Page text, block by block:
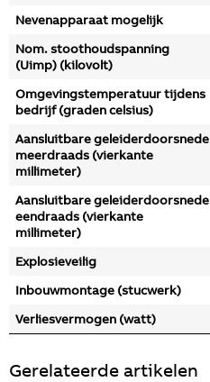
Nevenapparaat mogelijk
Nom. stoothoudspanning
(Uimp) (kilovolt)
Omgevingstemperatuur tijdens
bedrijf (graden celsius)
Aansluitbare geleiderdoorsnede
meerdraads (vierkante
millimeter)
Aansluitbare geleiderdoorsnede
eendraads (vierkante
millimeter)
Explosieveilig
Inbouwmontage (stucwerk)
Verliesvermogen (watt)
Gerelateerde artikelen